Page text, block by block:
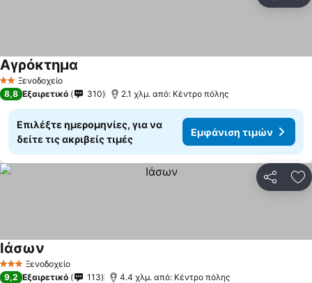
2 ΑστέριαΞενοδοχείο
Αγρόκτημα
8,8 Εξαιρετικό 310 2.1 χλμ. από: Κέντρο πόλης
Επιλέξτε ημερομηνίες, για να
δείτε τις ακριβείς τιμές
Εμφάνιση τιμών
3 ΑστέριαΞενοδοχείο
Ιάσων
9,2 Εξαιρετικό 113 4.4 χλμ. από: Κέντρο πόλης